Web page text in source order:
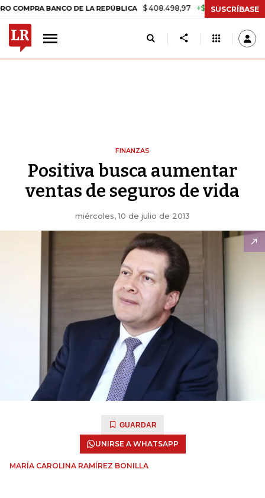
BANCO DE LA REPÚBLICA $ 408.498,97 +$ 8.753,81 +2,19%
SUSCRÍBASE
FINANZAS
Positiva busca aumentar
ventas de seguros de vida
miércoles, 10 de julio de 2013
GUARDAR
UNIRSE A WHATSAPP
MARÍA CAROLINA RAMÍREZ BONILLA